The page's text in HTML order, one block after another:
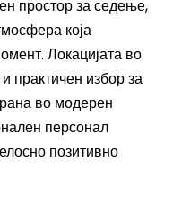
простор за седење,
која
Локацијата во
практичен избор за
во модерен
персонал
позитивно